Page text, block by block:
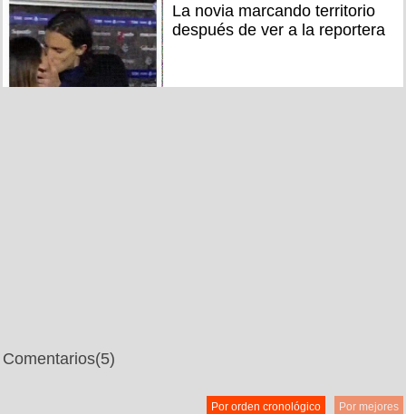
La novia marcando territorio
después de ver a la reportera
Comentarios(5)
Por mejores
Por orden cronológico